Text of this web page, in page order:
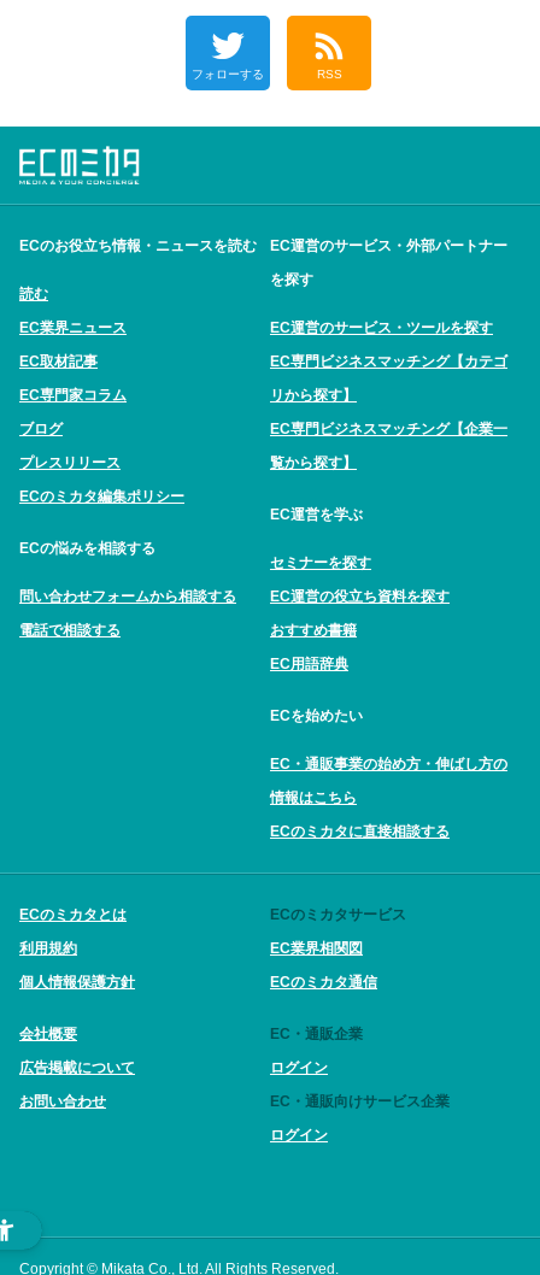
フォローする RSS
ECのお役立ち情報・ニュースを読む
読む
EC業界ニュース
EC取材記事
EC専門家コラム
ブログ
プレスリリース
ECのミカタ編集ポリシー
ECの悩みを相談する
問い合わせフォームから相談する
電話で相談する
EC運営のサービス・外部パートナー
を探す
EC運営のサービス・ツールを探す
EC専門ビジネスマッチング【カテゴ
リから探す】
EC専門ビジネスマッチング【企業一
覧から探す】
EC運営を学ぶ
セミナーを探す
EC運営の役立ち資料を探す
おすすめ書籍
EC用語辞典
ECを始めたい
EC・通販事業の始め方・伸ばし方の
情報はこちら
ECのミカタに直接相談する
ECのミカタとは
利用規約
個人情報保護方針
会社概要
広告掲載について
お問い合わせ
ECのミカタサービス
EC業界相関図
ECのミカタ通信
EC・通販企業
ログイン
EC・通販向けサービス企業
ログイン
Copyright © Mikata Co., Ltd. All Rights Reserved.